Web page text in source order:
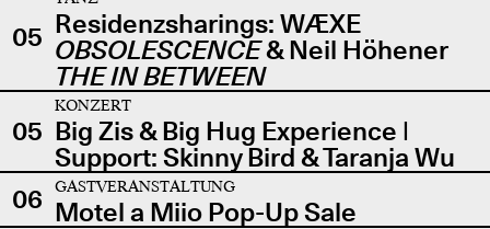
05 Residenzsharings: WÆXE
OBSOLESCENCE& Neil Höhener
THE IN BETWEEN
05
KONZERT
Big Zis & Big Hug Experience |
Support: Skinny Bird & Taranja Wu
06
GASTVERANSTALTUNG
Motel a Miio Pop-Up Sale